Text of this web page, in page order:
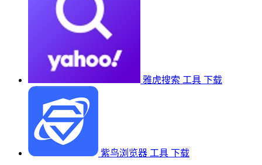
雅虎搜索 工具 下载
紫鸟浏览器 工具 下载